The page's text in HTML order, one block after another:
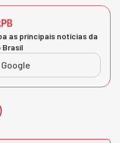
as principais notícias da
Brasil